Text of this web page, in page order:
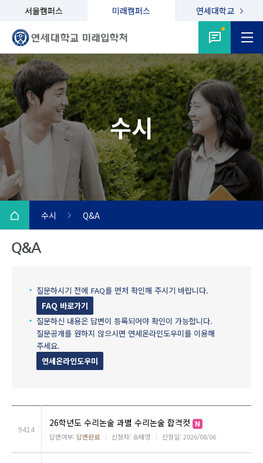
서울캠퍼스 미래캠퍼스 연세대학교
수시
수시 Q&A
질문하시기 전에 FAQ를 먼저 확인해 주시기 바랍니다.
FAQ 바로가기
질문하신 내용은 답변이 등록되어야 확인이 가능합니다.
질문공개를 원하지 않으시면 연세온라인도우미를 이용해
주세요.
연세온라인도우미
9414
26학년도 수리논술 과별 수리논술 합격컷
답변여부: 답변완료 ㅣ 신청자: 송태영 ㅣ 신청일: 2026/08/06